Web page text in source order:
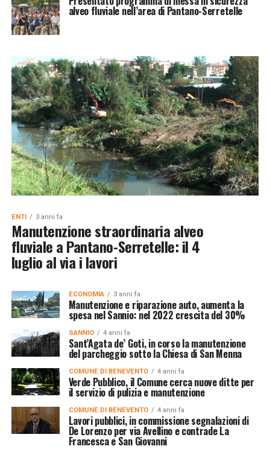
alveo fluviale nell’area di Pantano-Serretelle
ENTI 3 anni fa
Manutenzione straordinaria alveo
fluviale a Pantano-Serretelle: il 4
luglio al via i lavori
ECONOMIA 3 anni fa
Manutenzione e riparazione auto, aumenta la
spesa nel Sannio: nel 2022 crescita del 30%
SANNIO 4 anni fa
Sant’Agata de’ Goti, in corso la manutenzione
del parcheggio sotto la Chiesa di San Menna
COMUNE DI BENEVENTO 4 anni fa
Verde Pubblico, il Comune cerca nuove ditte per
il servizio di pulizia e manutenzione
COMUNE DI BENEVENTO 4 anni fa
Lavori pubblici, in commissione segnalazioni di
De Lorenzo per via Avellino e contrade La
Francesca e San Giovanni